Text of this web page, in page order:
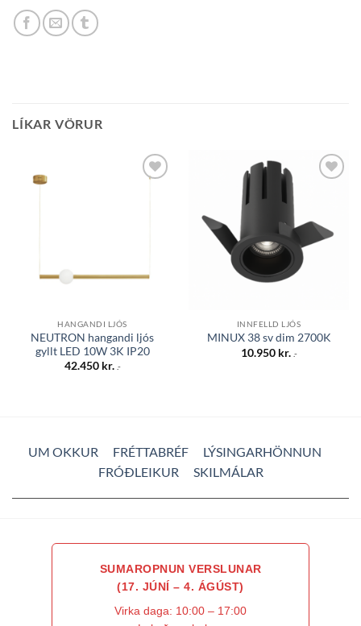
LÍKAR VÖRUR
HANGANDI LJÓS
NEUTRON hangandi ljós
gyllt LED 10W 3K IP20
42.450 kr. .-
INNFELLD LJÓS
MINUX 38 sv dim 2700K
10.950 kr. .-
UM OKKUR FRÉTTABRÉF
LÝSINGARHÖNNUN
FRÓÐLEIKUR
SKILMÁLAR
SUMAROPNUN VERSLUNAR
(17. JÚNÍ – 4. ÁGÚST)
Virka daga: 10:00 – 17:00